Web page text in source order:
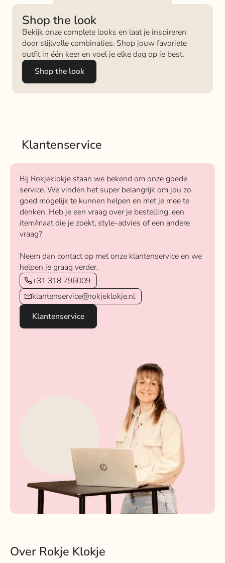
Shop the look
Bekijk onze complete looks en laat je inspireren
door stijlvolle combinaties. Shop jouw favoriete
outfit in één keer en voel je elke dag op je best.
Shop the look
Klantenservice
Bij Rokjeklokje staan we bekend om onze goede
service. We vinden het super belangrijk om jou zo
goed mogelijk te kunnen helpen en met je mee te
denken. Heb je een vraag over je bestelling, een
item/maat die je zoekt, style-advies of een andere
vraag?
Neem dan contact op met onze klantenservice en we
helpen je graag verder.
+31 318 796009
klantenservice@rokjeklokje.nl
Klantenservice
Over Rokje Klokje